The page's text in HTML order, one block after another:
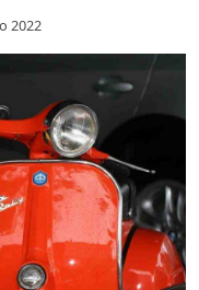
2022